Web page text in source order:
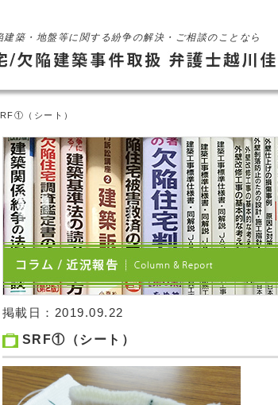
建築・地盤等に関する紛争の解決・ご相談のことなら
（シート）
掲載日： 2019.09.22
SRF①（シート）